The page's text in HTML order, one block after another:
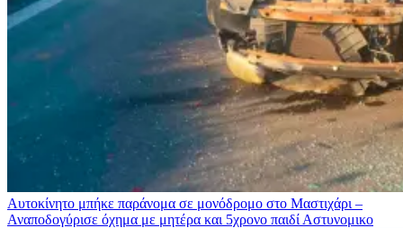
Αυτοκίνητο μπήκε παράνομα σε μονόδρομο στο Μαστιχάρι –
Αναποδογύρισε όχημα με μητέρα και 5χρονο παιδί Αστυνομικο